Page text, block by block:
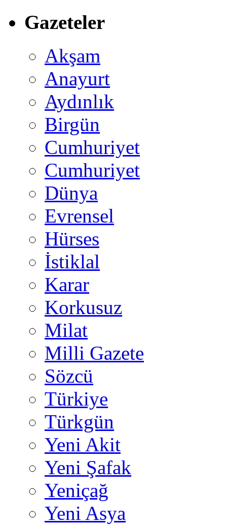
Gazeteler
Akşam
Anayurt
Aydınlık
Birgün
Cumhuriyet
Cumhuriyet
Dünya
Evrensel
Hürses
İstiklal
Karar
Korkusuz
Milat
Milli Gazete
Sözcü
Türkiye
Türkgün
Yeni Akit
Yeni Şafak
Yeniçağ
Yeni Asya